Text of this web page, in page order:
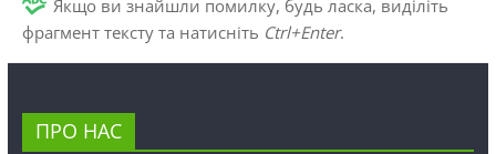
Якщо ви знайшли помилку, будь ласка, виділіть
фрагмент тексту та натисніть Ctrl+Enter.
ПРО НАС